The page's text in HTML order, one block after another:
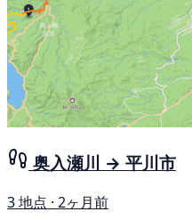
奥入瀬川 → 平川市
3 地点 · 2ヶ月前